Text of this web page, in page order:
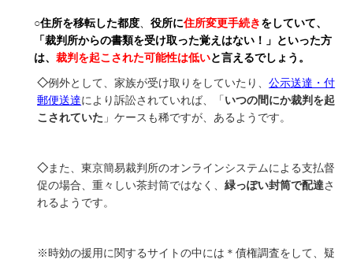
○住所を移転した都度、 役所に住所変更手続きをしていて、
「裁判所からの書類を受け取った覚えはない！」といった方
は、 裁判を起こされた可能性は低いと言えるでしょう。
◇例外として、家族が受け取りをしていたり、公示送達・付
郵便送達により訴訟されていれば、「いつの間にか裁判を起
こされていた 」ケースも稀ですが、あるようです。
◇また、東京簡易裁判所のオンラインシステムによる支払督
促の場合、重々しい茶封筒ではなく、 緑っぽい封筒で配達さ
れるようです。
※時効の援用に関するサイトの中には＊債権調査をして、疑